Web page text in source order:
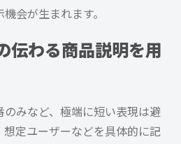
会が生まれます。
伝わる商品説明を用
みなど、極端に短い表現は避
定ユーザーなどを具体的に記